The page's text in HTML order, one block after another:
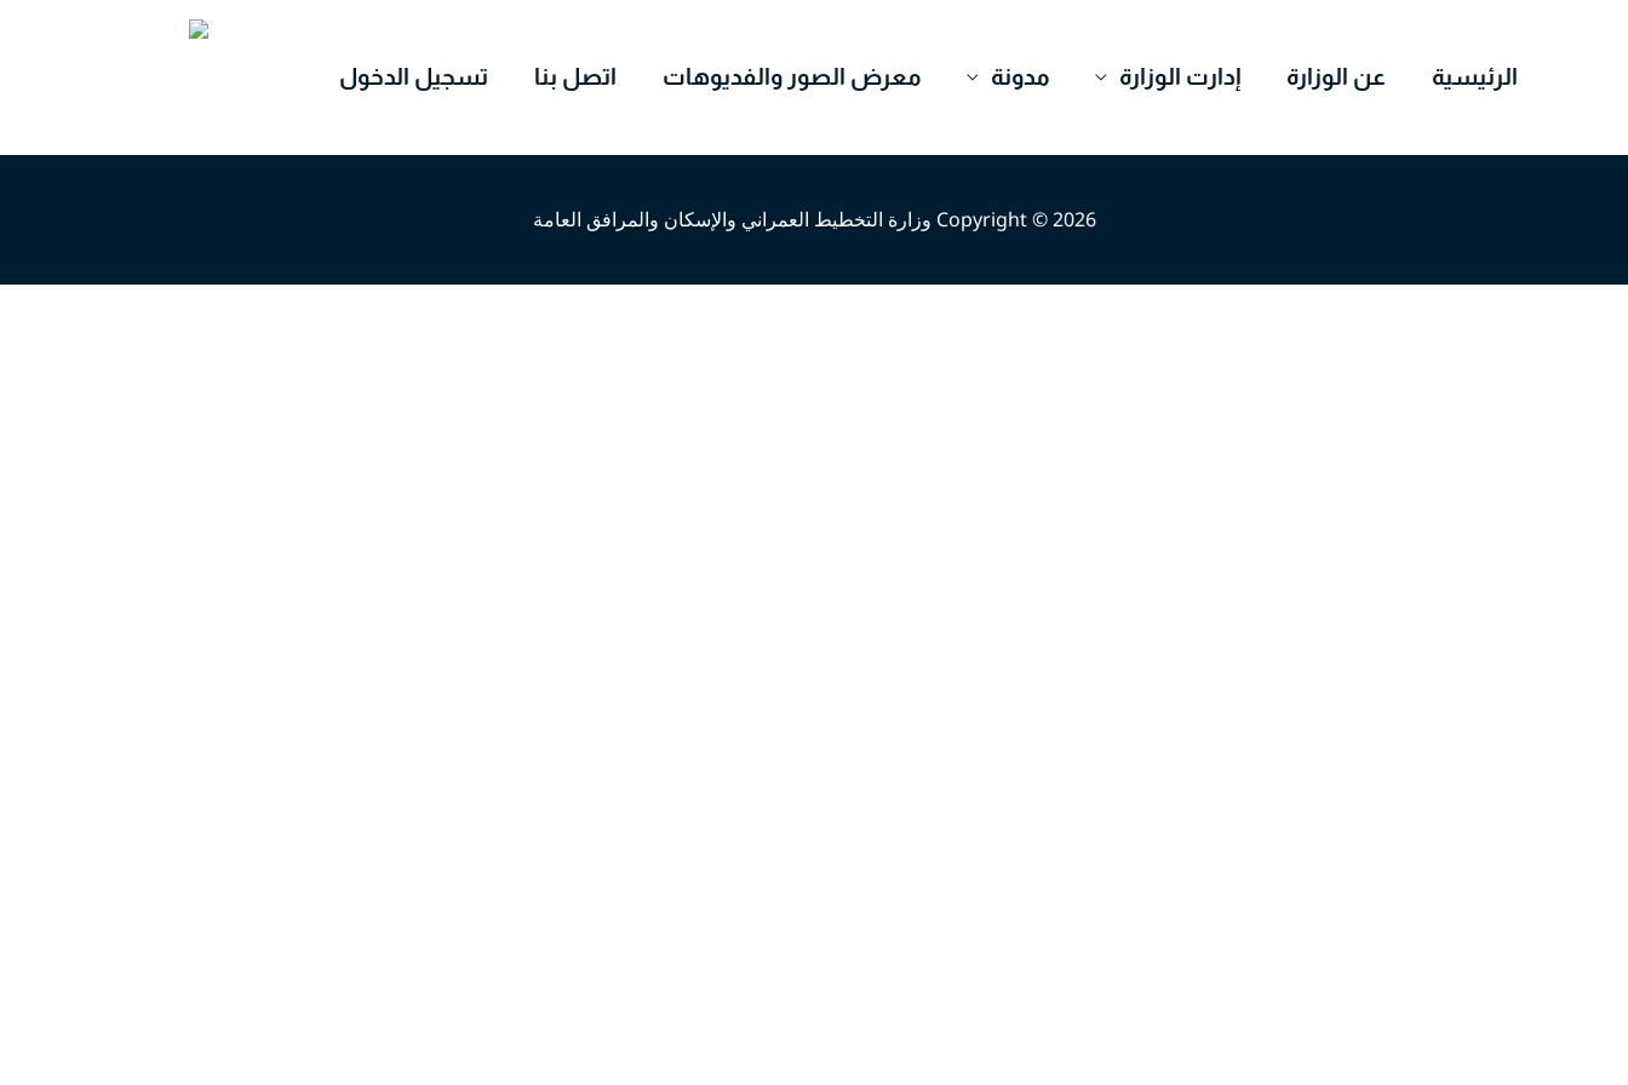
الرئيسية عن الوزارة إدارت الوزارة مدونة معرض الصور والفديوهات اتصل بنا تسجيل الدخول
Copyright © 2026 وزارة التخطيط العمراني والإسكان والمرافق العامة